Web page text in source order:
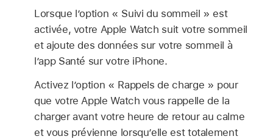
Lorsque l’option « Suivi du sommeil » est
activée, votre Apple Watch suit votre sommeil
et ajoute des données sur votre sommeil à
l’app Santé sur votre iPhone.
Activez l’option « Rappels de charge » pour
que votre Apple Watch vous rappelle de la
charger avant votre heure de retour au calme
et vous prévienne lorsqu’elle est totalement